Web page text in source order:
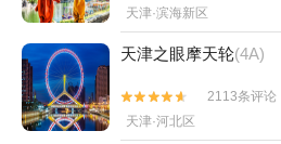
天津·滨海新区
天津之眼摩天轮(4A)


2113条评论
天津·河北区